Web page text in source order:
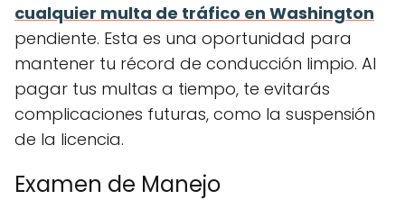
cualquier multa de tráfico en Washington
pendiente. Esta es una oportunidad para
mantener tu récord de conducción limpio. Al
pagar tus multas a tiempo, te evitarás
complicaciones futuras, como la suspensión
de la licencia.
Examen de Manejo